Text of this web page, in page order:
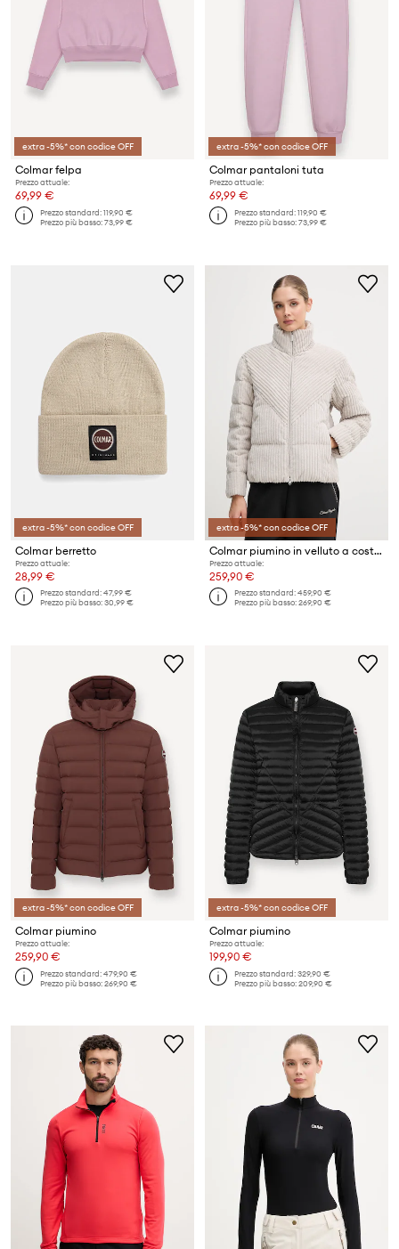
extra -5%* con codice OFF
Colmar felpa
Prezzo attuale:
69,99 €
Prezzo standard:119,90 €
Prezzo più basso:73,99 €
extra -5%* con codice OFF
Colmar pantaloni tuta
Prezzo attuale:
69,99 €
Prezzo standard:119,90 €
Prezzo più basso:73,99 €
extra -5%* con codice OFF
Colmar berretto
Prezzo attuale:
28,99 €
Prezzo standard:47,99 €
Prezzo più basso:30,99 €
extra -5%* con codice OFF
Colmar piumino in velluto a coste
Prezzo attuale:
259,90 €
Prezzo standard:459,90 €
Prezzo più basso:269,90 €
extra -5%* con codice OFF
Colmar piumino
Prezzo attuale:
259,90 €
Prezzo standard:479,90 €
Prezzo più basso:269,90 €
extra -5%* con codice OFF
Colmar piumino
Prezzo attuale:
199,90 €
Prezzo standard:329,90 €
Prezzo più basso:209,90 €